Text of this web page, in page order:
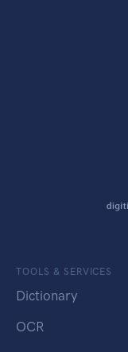
TOOLS & SERVICES
Dictionary
OCR